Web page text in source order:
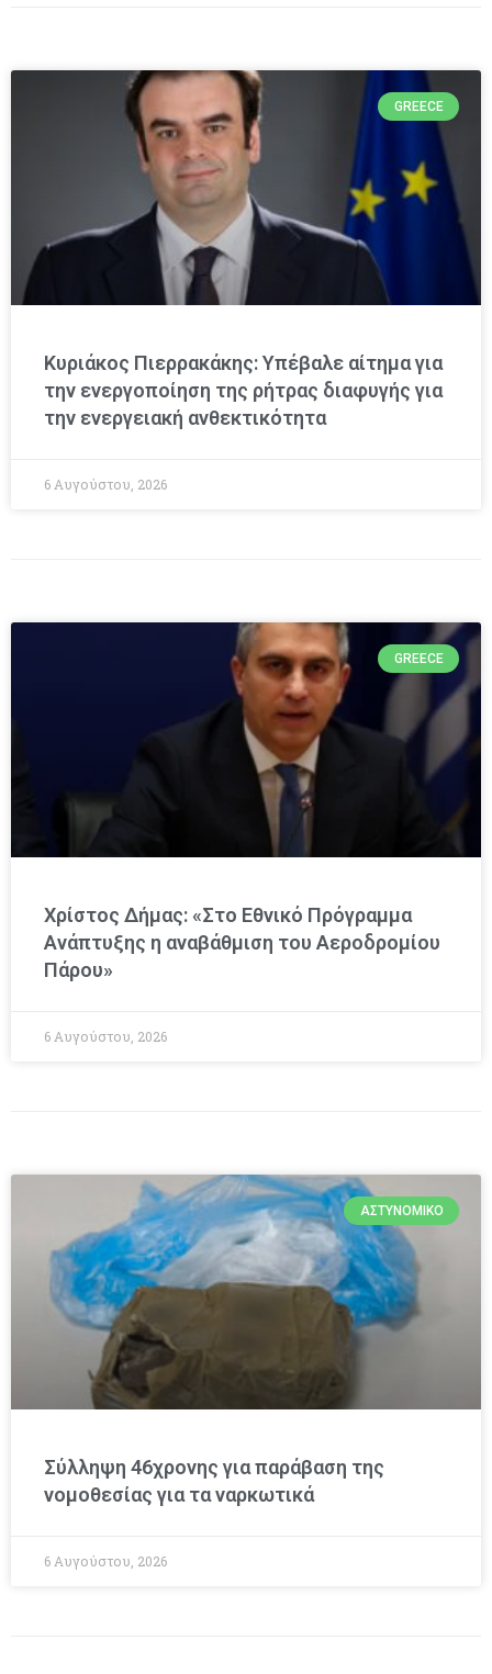
GREECE
Κυριάκος Πιερρακάκης: Υπέβαλε αίτημα για
την ενεργοποίηση της ρήτρας διαφυγής για
την ενεργειακή ανθεκτικότητα
6 Αυγούστου, 2026
GREECE
Χρίστος Δήμας: «Στο Εθνικό Πρόγραμμα
Ανάπτυξης η αναβάθμιση του Αεροδρομίου
Πάρου»
6 Αυγούστου, 2026
ΑΣΤΥΝΟΜΙΚΌ
Σύλληψη 46χρονης για παράβαση της
νομοθεσίας για τα ναρκωτικά
6 Αυγούστου, 2026